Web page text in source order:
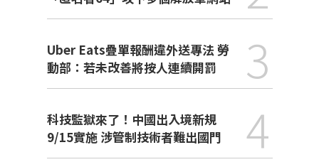
Uber Eats疊單報酬違外送專法 勞
動部：若未改善將按人連續開罰
3
科技監獄來了！中國出入境新規
9/15實施 涉管制技術者難出國門
4